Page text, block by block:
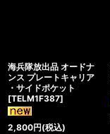
海兵隊放出品 オードナ
ンス プレートキャリア
・サイドポケット
[TELM1F387]
2,800円(税込)